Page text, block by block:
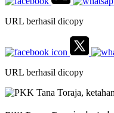
URL berhasil dicopy
URL berhasil dicopy